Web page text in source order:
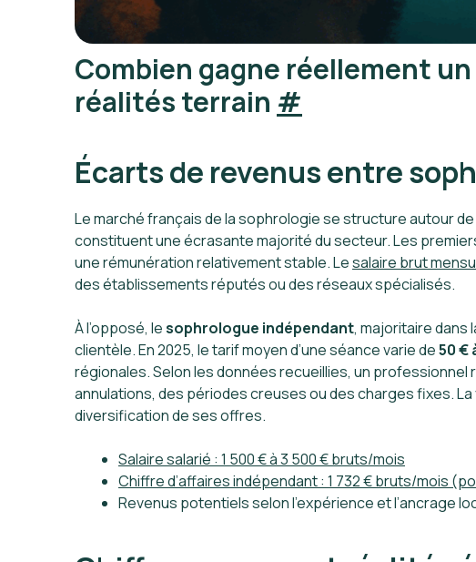
Combien gagne réellement
réalités terrain #
Écarts de revenus entre
Le marché français de la sophrologie se structure autour
constituent une écrasante majorité du secteur. Les
une rémunération relativement stable. Lesalaire brut
des établissements réputés ou des réseaux spécialisés.
À l’opposé, lesophrologue indépendant, majoritaire dans
clientèle. En 2025, le tarif moyen d’une séance varie de50 €
régionales. Selon les données recueillies, un professionnel
annulations, des périodes creuses ou des charges fixes.
diversification de ses offres.
Salaire salarié : 1 500 € à 3 500 € bruts/mois
Chiffre d’affaires indépendant : 1 732 € bruts/mois
Revenus potentiels selon l’expérience et l’ancrage